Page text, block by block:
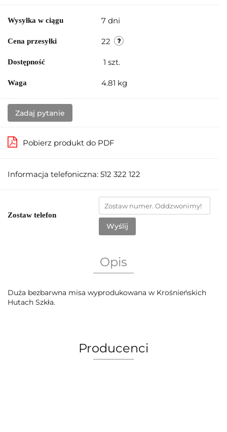
Wysyłka w ciągu 7 dni
Cena przesyłki 22
Dostępność 1 szt.
Waga 4.81 kg
Zadaj pytanie
Pobierz produkt do PDF
Informacja telefoniczna: 512 322 122
Zostaw telefon
Wyślij
Opis
Duża bezbarwna misa wyprodukowana w Krośnieńskich
Hutach Szkła.
Producenci